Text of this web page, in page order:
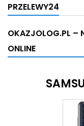
PRZELEWY24
OKAZJOLOG.PL –
ONLINE